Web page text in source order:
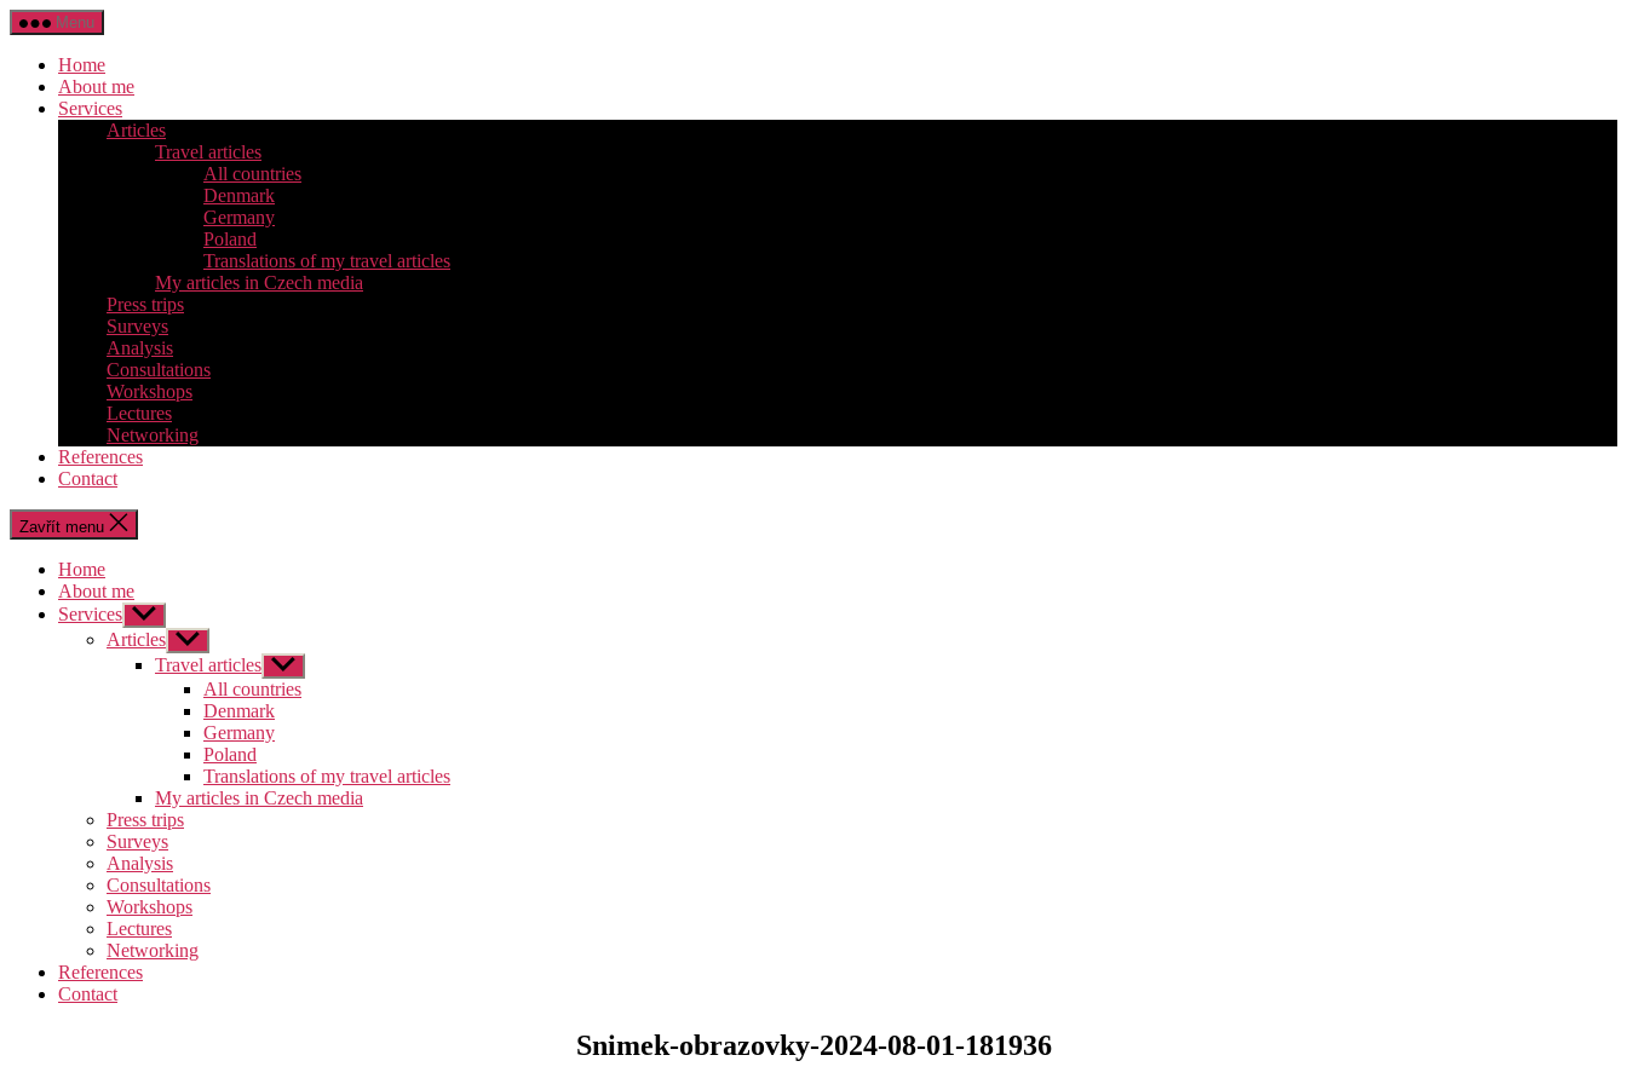
Přejít
k
obsahu
Menu
Home
About me
Services
Articles
Travel articles
All countries
Denmark
Germany
Poland
Translations of my travel articles
My articles in Czech media
Press trips
Surveys
Analysis
Consultations
Workshops
Lectures
Networking
References
Contact
Zavřít menu
Home
About me
Services Zobrazit
podmenu
Articles Zobrazit
podmenu
Travel articles Zobrazit
podmenu
All countries
Denmark
Germany
Poland
Translations of my travel articles
My articles in Czech media
Press trips
Surveys
Analysis
Consultations
Workshops
Lectures
Networking
References
Contact
Snimek-obrazovky-2024-08-01-181936